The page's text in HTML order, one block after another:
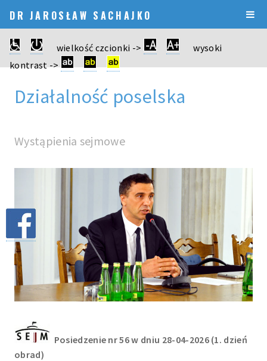
DR JAROSŁAW SACHAJKO
wielkość czcionki ->
wysoki
kontrast ->
Działalność poselska
Wystąpienia sejmowe
Posiedzenie nr 56 w dniu 28-04-2026 (1. dzień
obrad)